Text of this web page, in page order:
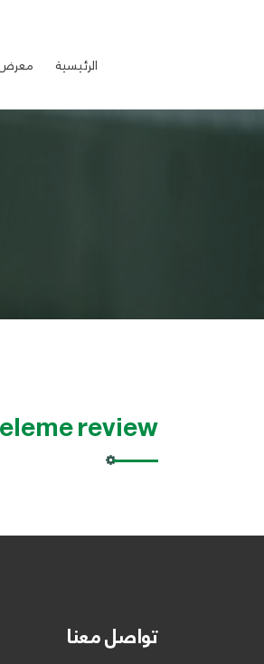
الرئيسية معرض
review
تواصل معنا